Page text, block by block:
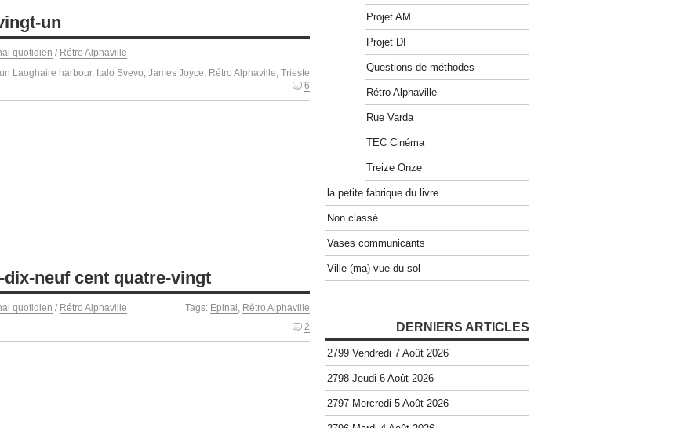
un
quotidien / Rétro Alphaville
Laoghaire harbour, Italo Svevo, James Joyce, Rétro Alphaville, Trieste
6
neuf cent quatre-vingt
quotidien / Rétro Alphaville Tags: Epinal , Rétro Alphaville
2
Projet AM
Projet DF
Questions de méthodes
Rétro Alphaville
Rue Varda
TEC Cinéma
Treize Onze
la petite fabrique du livre
Non classé
Vases communicants
Ville (ma) vue du sol
DERNIERS ARTICLES
2799 Vendredi 7 Août 2026
2798 Jeudi 6 Août 2026
2797 Mercredi 5 Août 2026